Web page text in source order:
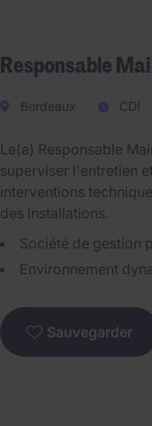
Responsable
Bordeaux CDI
Le(a) Responsable
superviser l'entretien
interventions
des installations.
Société de gestion
Environnement
Sauvegarder